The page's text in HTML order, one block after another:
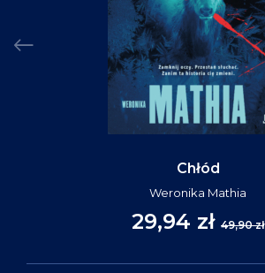
Chłód
Weronika Mathia
29,94 zł 49,90 zł